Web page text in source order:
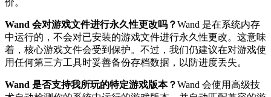
Wand 会对游戏文件进行永久性更改吗？Wand 是在系统内存
中运行的，不会对已安装的游戏文件进行永久性更改。这意味
着，核心游戏文件会受到保护。不过，我们仍建议在对游戏使
用任何第三方工具时妥善备份存档数据，以防进度丢失。
Wand 是否支持我所玩的特定游戏版本？Wand 会使用高级技